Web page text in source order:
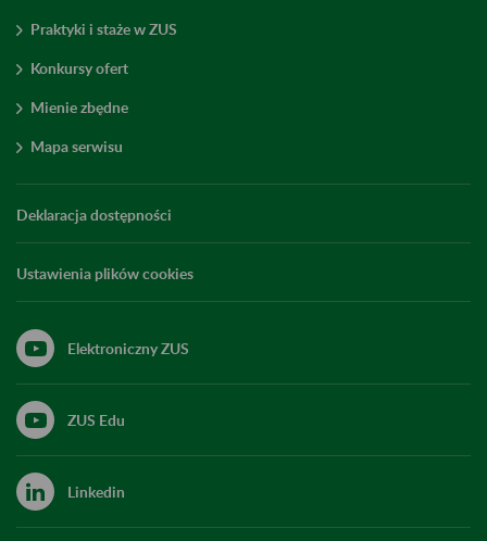
Praktyki i staże w ZUS
Konkursy ofert
Mienie zbędne
Mapa serwisu
Deklaracja dostępności
Ustawienia plików cookies
Elektroniczny ZUS
ZUS Edu
Linkedin